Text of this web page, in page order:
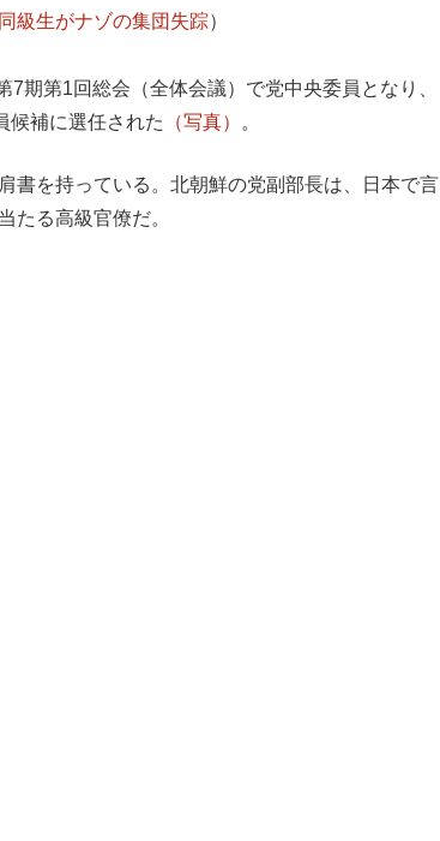
級生がナゾの集団失踪）
期第1回総会（全体会議）で党中央委員となり、
候補に選任された
（写真） 。
書を持っている。北朝鮮の党副部長は、日本で言
たる高級官僚だ。